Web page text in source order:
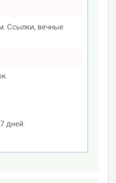
Ссылки, вечные
дней.